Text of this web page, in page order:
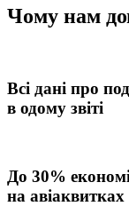
Чому нам
Всі дані про
в одому звіті
До 30%
на авіаквитках